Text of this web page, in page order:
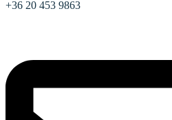
+36 20 453 9863